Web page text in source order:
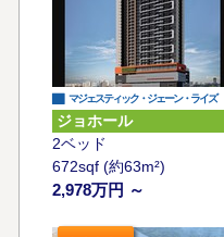
▇ マジェスティック・ジェーン・ライズ
ジョホール
2ベッド
672sqf (約63m²)
2,978万円 ～